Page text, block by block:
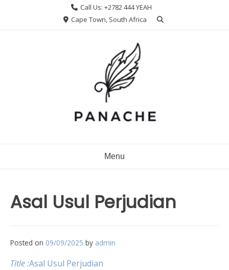
Call Us: +2782 444 YEAH
Cape Town, South Africa
Menu
Asal Usul Perjudian
Posted on 09/09/2025 by admin
Title :Asal Usul Perjudian